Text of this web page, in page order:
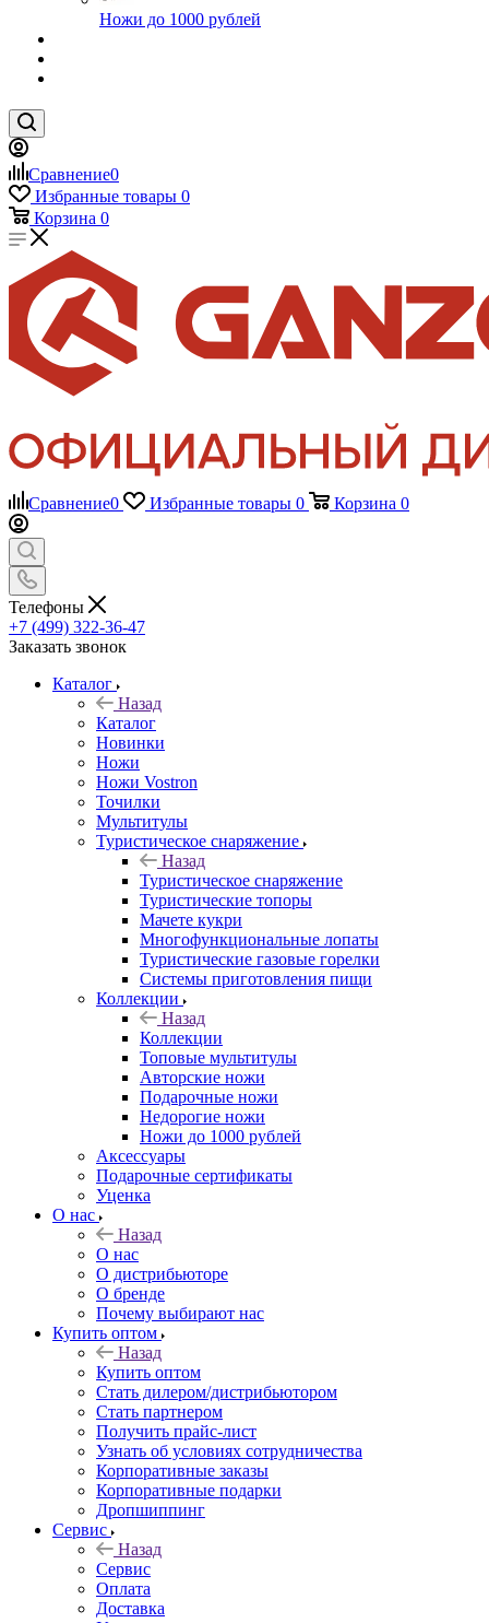
Ножи до 1000 рублей
Сравнение0
Избранные товары 0
Корзина 0
Сравнение0 Избранные товары 0 Корзина 0
Телефоны
+7 (499) 322-36-47
Заказать звонок
Каталог
Назад
Каталог
Новинки
Ножи
Ножи Vostron
Точилки
Мультитулы
Туристическое снаряжение
Назад
Туристическое снаряжение
Туристические топоры
Мачете кукри
Многофункциональные лопаты
Туристические газовые горелки
Системы приготовления пищи
Коллекции
Назад
Коллекции
Топовые мультитулы
Авторские ножи
Подарочные ножи
Недорогие ножи
Ножи до 1000 рублей
Аксессуары
Подарочные сертификаты
Уценка
О нас
Назад
О нас
О дистрибьюторе
О бренде
Почему выбирают нас
Купить оптом
Назад
Купить оптом
Стать дилером/дистрибьютором
Стать партнером
Получить прайс-лист
Узнать об условиях сотрудничества
Корпоративные заказы
Корпоративные подарки
Дропшиппинг
Сервис
Назад
Сервис
Оплата
Доставка